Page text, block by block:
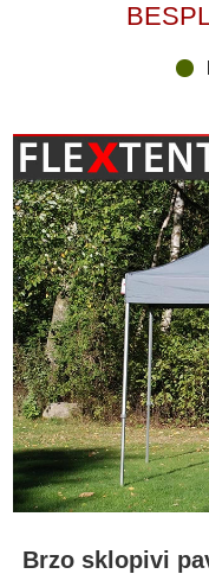
Brzo sklopivi